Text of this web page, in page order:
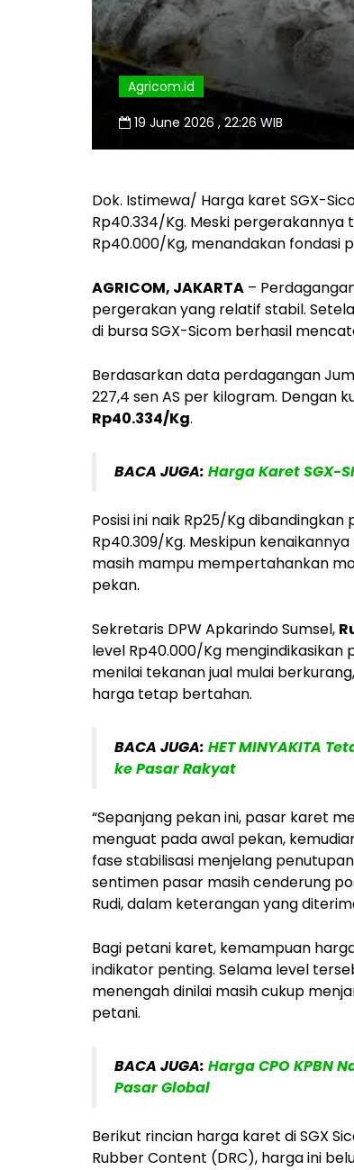
Agricom.id
19 June 2026 , 22:26 WIB
Dok. Istimewa/ Harga karet SGX-
Rp40.334/Kg. Meski
Rp40.000/Kg, menandakan fondasi
AGRICOM, JAKARTA –
pergerakan yang relatif stabil.
di bursa SGX-Sicom berhasil
Berdasarkan data perdagangan
227,4 sen AS per kilogram. Dengan
Rp40.334/Kg.
BACA JUGA: Harga Karet SGX-
Posisi ini naik Rp25/Kg
Rp40.309/Kg. Meskipun
masih mampu mempertahankan
pekan.
Sekretaris DPW Apkarindo Sumsel,
level Rp40.000/Kg mengindikasikan
menilai tekanan jual mulai
harga tetap bertahan.
BACA JUGA: HET MINYAKITA
ke Pasar Rakyat
“Sepanjang pekan ini, pasar karet
menguat pada awal pekan,
fase stabilisasi menjelang
sentimen pasar masih cenderung
Rudi, dalam keterangan yang
Bagi petani karet, kemampuan
indikator penting. Selama level
menengah dinilai masih cukup
petani.
BACA JUGA: Harga CPO KPBN
Pasar Global
Berikut rincian harga karet di SGX
Rubber Content (DRC), harga ini